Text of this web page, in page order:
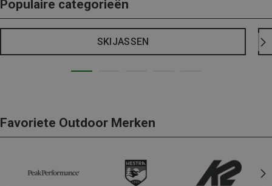
Populaire categorieën
SKIJASSEN
Favoriete Outdoor Merken